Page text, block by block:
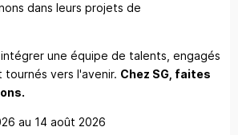
dans leurs projets de
intégrer une équipe de talents, engagés
vers l'avenir. Chez SG, faites
au 14 août 2026